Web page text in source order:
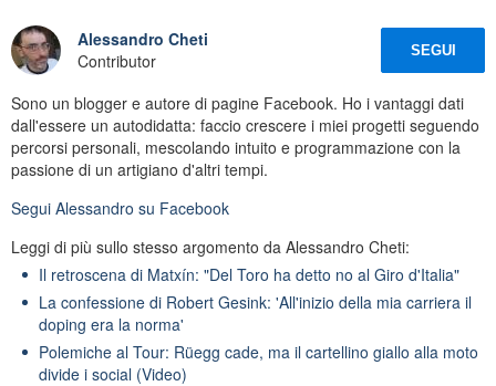
Alessandro Cheti
Contributor
SEGUI
Sono un blogger e autore di pagine Facebook. Ho i vantaggi dati
dall'essere un autodidatta: faccio crescere i miei progetti seguendo
percorsi personali, mescolando intuito e programmazione con la
passione di un artigiano d'altri tempi.
Segui Alessandro su Facebook
Leggi di più sullo stesso argomento da Alessandro Cheti:
Il retroscena di Matxín: "Del Toro ha detto no al Giro d'Italia"
La confessione di Robert Gesink: 'All'inizio della mia carriera il
doping era la norma'
Polemiche al Tour: Rüegg cade, ma il cartellino giallo alla moto
divide i social (Video)